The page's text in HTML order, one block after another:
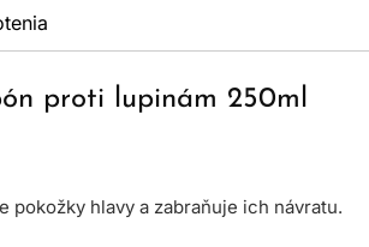
proti lupinám 250ml
hlavy a zabraňuje ich návratu.